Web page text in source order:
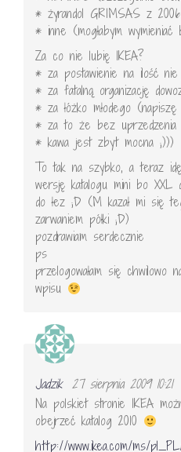
* żyrandol GRIMSAS z 2006
* inne (mogłabym wymieniać
Za co nie lubię IKEA?
* za postawienie na ilość nie
* za fatalną organizację
* za łóżko młodego
* za to że bez uprzedzenia
* kawa jest zbyt mocna ;)))
To tak na szybko, a teraz
wersję katalogu mini bo XXL
do łez ;D (M kazał mi się
zarwaniem półki ;D)
pozdrawiam serdecznie
ps
przelogowałam się chwilowo
wpisu
Jadzik 27 sierpnia 2009 10:21
Na polskiet stronie IKEA
obejrzeć katalog 2010
http://www.ikea.com/ms/